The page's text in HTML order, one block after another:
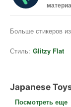
Больше стикеров
Стиль: Glitzy Flat
Japanese
Посмотреть еще